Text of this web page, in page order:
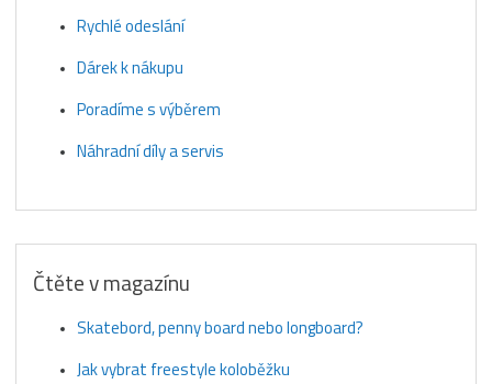
Rychlé odeslání
Dárek k nákupu
Poradíme s výběrem
Náhradní díly a servis
Čtěte v magazínu
Skatebord, penny board nebo longboard?
Jak vybrat freestyle koloběžku